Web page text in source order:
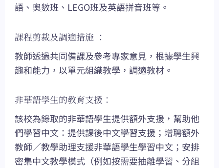
語、奧數班、LEGO班及英語拼音班等。
課程剪裁及調適措施 ：
教師透過共同備課及參考專家意見，根據學生興
趣和能力，以單元組織教學，調適教材。
非華語學生的教育支援：
該校為錄取的非華語學生提供額外支援，幫助他
們學習中文：提供課後中文學習支援；增聘額外
教師／教學助理支援非華語學生學習中文；安排
密集中文教學模式（例如按需要抽離學習、分組